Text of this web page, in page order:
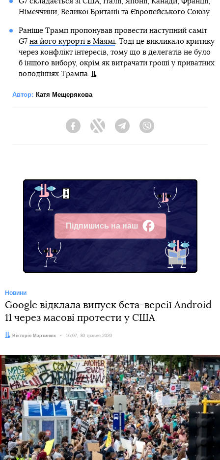
Німеччини, Великої Британії та Європейського Союзу.
Раніше Трамп пропонував провести наступний саміт
G7 на його курорті в Маямі. Тоді це викликало критику
через конфлікт інтересів, тому що в делегатів не було
б іншого вибору, окрім як витрачати гроші у приватних
володіннях Трампа.
Автор: Катя Мещерякова
FacebookTwitter Telegram
Підпишись на наш
Facebook
Новини
Google відклала випуск бета-версії Android
11 через масові протести у США
Автор:Вікторія Мартинюк Дата:
16:07, 30 травня 2020